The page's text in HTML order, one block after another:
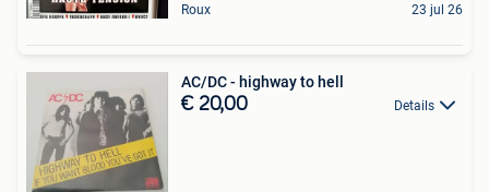
Roux 23 jul 26
AC/DC - highway to hell
€ 20,00 Details